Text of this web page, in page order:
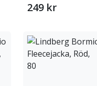
249 kr